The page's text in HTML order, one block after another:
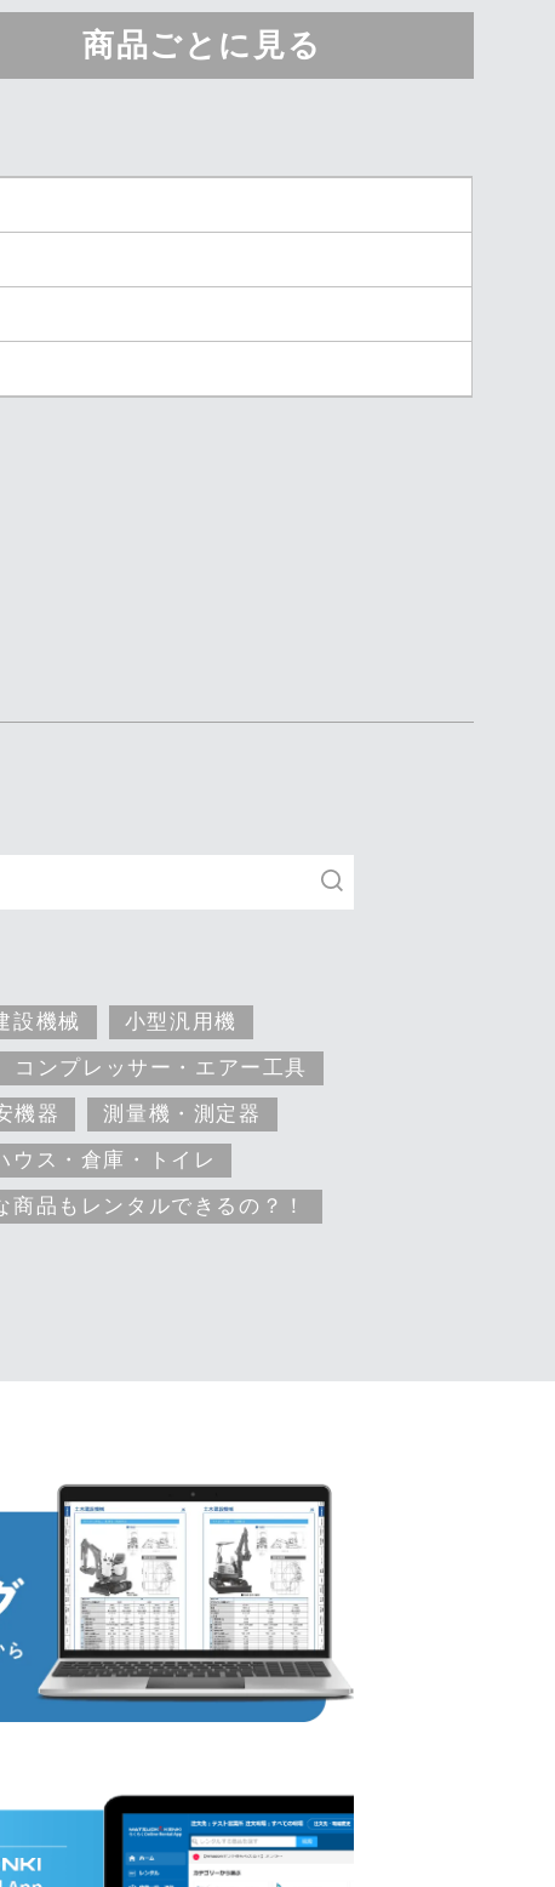
商品ごとに見る
設機械
小型汎用機
コンプレッサー・エアー工具
機器
測量機・測定器
ウス・倉庫・トイレ
商品もレンタルできるの？！